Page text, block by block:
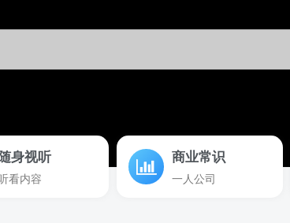
身视听
看内容
商业常识
一人公司